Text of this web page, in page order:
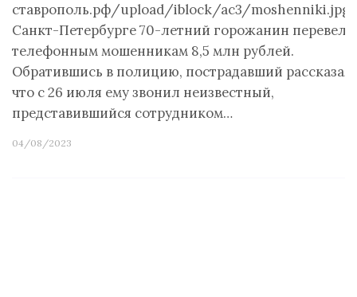
ставрополь.рф/upload/iblock/ac3/moshenniki.jpgВ
Санкт-Петербурге 70-летний горожанин перевел
телефонным мошенникам 8,5 млн рублей.
Обратившись в полицию, пострадавший рассказал,
что с 26 июля ему звонил неизвестный,
представившийся сотрудником…
04/08/2023